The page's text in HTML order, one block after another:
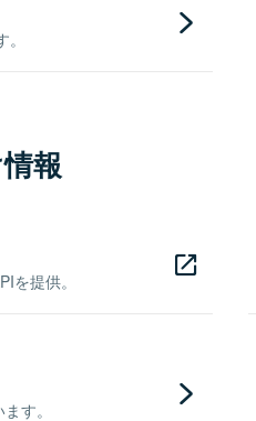
報
を提供。
す。